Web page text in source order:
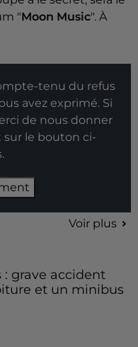
"Moon Music". À
tenu du refus
avez exprimé. Si
de nous donner
le bouton ci-
Voir plus
: grave accident
et un minibus